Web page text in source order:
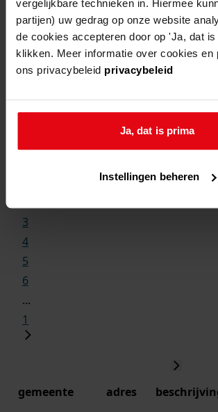
vergelijkbare technieken in. Hiermee
partijen) uw gedrag op onze website
de cookies accepteren door op 'Ja, dat
klikken. Meer informatie over cookies en
ons privacybeleid privacybeleid
Ja, dat is prima
Instellingen beheren
3
4
5
6
...
1
gemeente adres